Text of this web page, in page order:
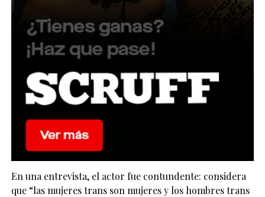
En una entrevista, el actor fue contundente: considera
que “las mujeres trans son mujeres y los hombres trans